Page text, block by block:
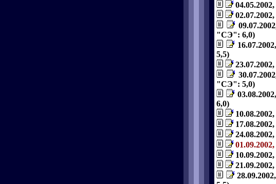
"СЭ": 6,0)
5,5)
"СЭ": 5,0)
6,0)